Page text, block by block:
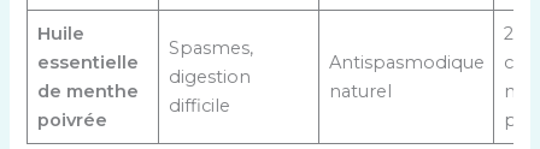
Huile
essentielle
de menthe
poivrée
Spasmes,
digestion
difficile
Antispasmodique
naturel
2
par